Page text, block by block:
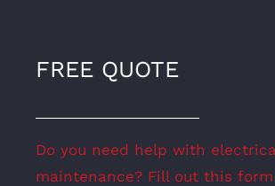
FREE QUOTE
Do you need help with
maintenance? Fill out this